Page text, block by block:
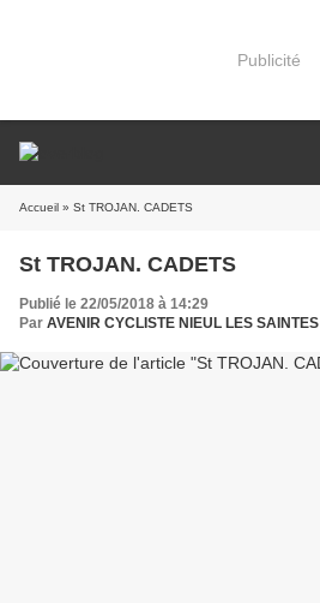
Publicité
Accueil » St TROJAN. CADETS
St TROJAN. CADETS
Publié le 22/05/2018 à 14:29
Par AVENIR CYCLISTE NIEUL LES SAINTES